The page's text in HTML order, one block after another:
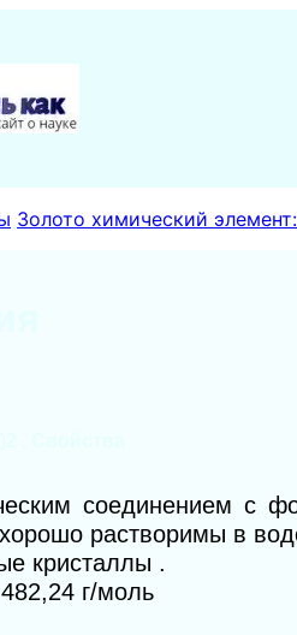
Золото химический
соединением с
растворимы в
кристаллы .
г/моль